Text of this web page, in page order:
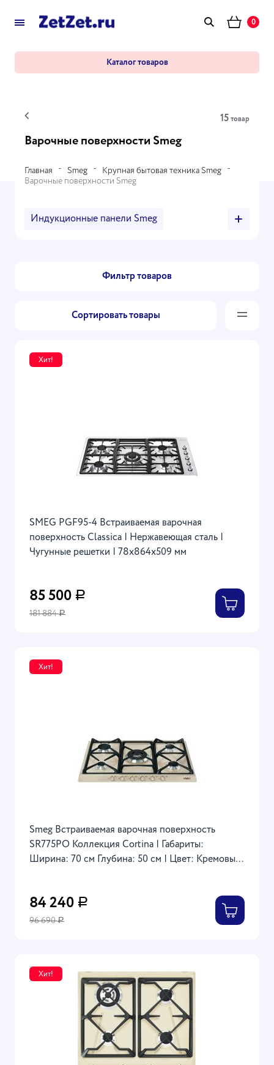
0
Каталог товаров
15 товар
Варочные поверхности Smeg
Главная Smeg
Крупная бытовая техника Smeg
Варочные поверхности Smeg
Индукционные панели Smeg
Фильтр товаров
Сортировать товары
Хит!
SMEG PGF95-4 Встраиваемая варочная
поверхность Classica | Нержавеющая сталь |
Чугунные решетки | 78x864x509 мм
85 500 Р
181 884Р
Хит!
Smeg Встраиваемая варочная поверхность
SR775PO Коллекция Cortina | Габариты:
Ширина: 70 см Глубина: 50 см | Цвет: Кремовый
поверхности: Эмалированная сталь
84 240 Р
96 690Р
Хит!